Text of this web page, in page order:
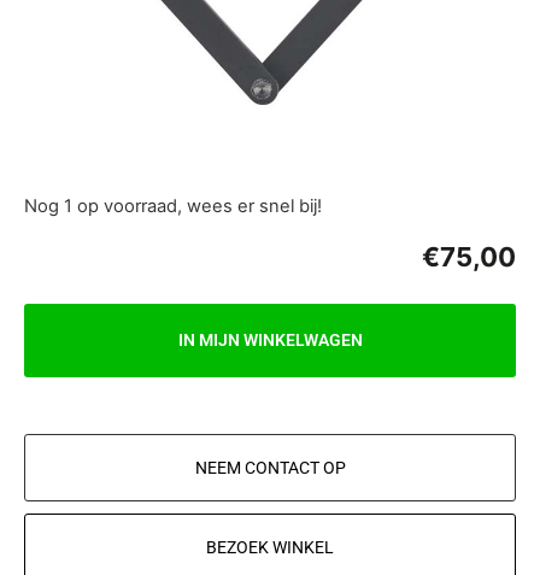
Nog 1 op voorraad, wees er snel bij!
€75,00
IN MIJN WINKELWAGEN
NEEM CONTACT OP
BEZOEK WINKEL